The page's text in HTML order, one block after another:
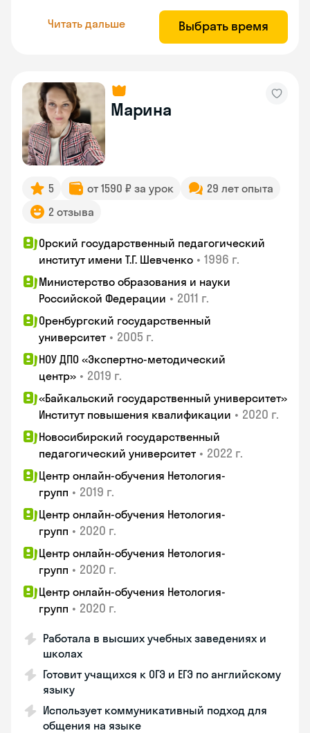
Читать дальше Выбрать время
Марина
5 от 1590 ₽ за урок
29 лет опыта
2 отзыва
Орский государственный педагогический
институт имени Т.Г. Шевченко • 1996 г.
Министерство образования и науки
Российской Федерации • 2011 г.
Оренбургский государственный
университет • 2005 г.
НОУ ДПО «Экспертно-методический
центр» • 2019 г.
«Байкальский государственный университет»
Институт повышения квалификации • 2020 г.
Новосибирский государственный
педагогический университет • 2022 г.
Центр онлайн-обучения Нетология-
групп • 2019 г.
Центр онлайн-обучения Нетология-
групп • 2020 г.
Центр онлайн-обучения Нетология-
групп • 2020 г.
Центр онлайн-обучения Нетология-
групп • 2020 г.
Работала в высших учебных заведениях и
школах
Готовит учащихся к ОГЭ и ЕГЭ по английскому
языку
Использует коммуникативный подход для
общения на языке